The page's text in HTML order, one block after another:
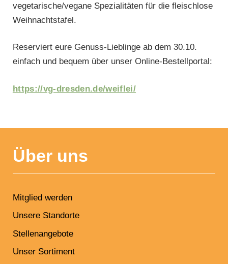
vegetarische/vegane Spezialitäten für die fleischlose
Weihnachtstafel.
Reserviert eure Genuss-Lieblinge ab dem 30.10.
einfach und bequem über unser Online-Bestellportal:
https://vg-dresden.de/weiflei/
Über uns
Mitglied werden
Unsere Standorte
Stellenangebote
Unser Sortiment